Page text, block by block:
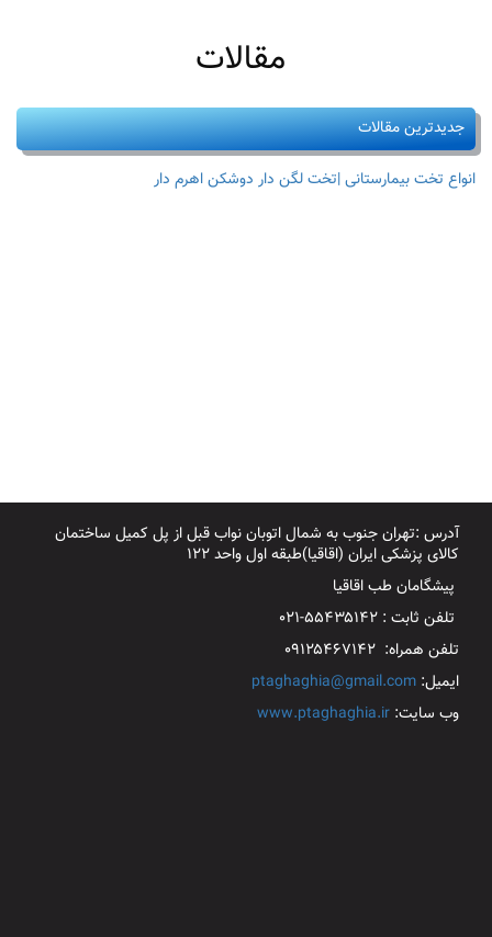
دوسرکشدارآبی۸۰*۲۲۰
مقالات
جدیدترین مقالات
انواع تخت بیمارستانی |تخت لگن دار دوشکن اهرم دار
آدرس :تهران جنوب به شمال اتوبان نواب قبل از پل کمیل ساختمان
کالای پزشکی ایران (اقاقیا)طبقه اول واحد ۱۲۲
پیشگامان طب اقاقیا
تلفن ثابت : ۵۵۴۳۵۱۴۲-۰۲۱
تلفن همراه: ۰۹۱۲۵۴۶۷۱۴۲
ایمیل: ptaghaghia@gmail.com
وب سایت: www.ptaghaghia.ir